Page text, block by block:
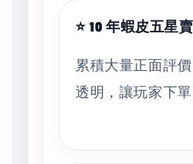
⭐ 10 年蝦皮五星
累積大量正面評
透明，讓玩家下單